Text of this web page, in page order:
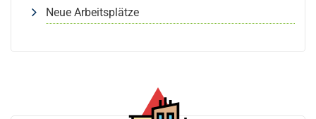
Neue Arbeitsplätze